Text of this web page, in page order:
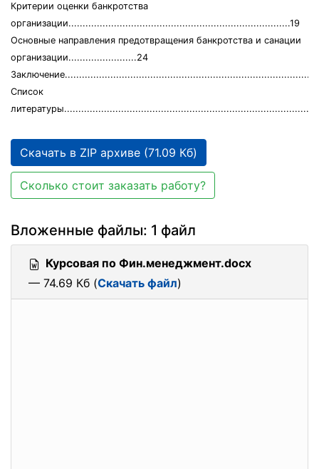
Критерии оценки банкротства
организации..............................................................................19
Основные направления предотвращения банкротства и санации
организации........................24
Список
Скачать в ZIP архиве (71.09 Кб)
Сколько стоит заказать работу?
Вложенные файлы: 1 файл
Курсовая по Фин.менеджмент.docx
— 74.69 Кб (Скачать файл)